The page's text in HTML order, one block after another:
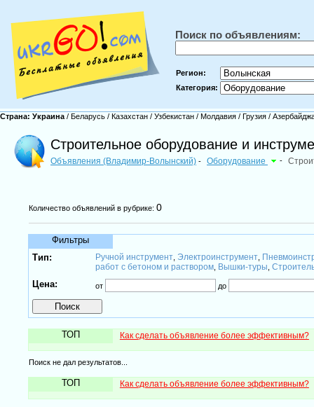
Поиск по объявлениям:
Регион:
Категория:
Страна: Украина / Беларусь / Казахстан / Узбекистан / Молдавия / Грузия /
Строительное оборудование и
Объявления (Владимир-Волынский) - Оборудование -
Количество объявлений в рубрике: 0
Фильтры
Тип:
Ручной инструмент, Электроинструмент,
работ с бетоном и раствором, Вышки-туры
Цена: от до
ТОП Как сделать объявление более эффективным?
Поиск не дал результатов...
ТОП Как сделать объявление более эффективным?